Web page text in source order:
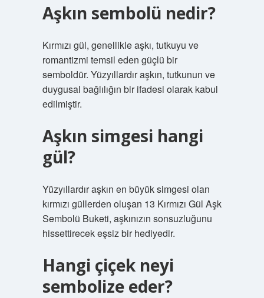
Aşkın sembolü nedir?
Kırmızı gül, genellikle aşkı, tutkuyu ve
romantizmi temsil eden güçlü bir
semboldür. Yüzyıllardır aşkın, tutkunun ve
duygusal bağlılığın bir ifadesi olarak kabul
edilmiştir.
Aşkın simgesi hangi
gül?
Yüzyıllardır aşkın en büyük simgesi olan
kırmızı güllerden oluşan 13 Kırmızı Gül Aşk
Sembolü Buketi, aşkınızın sonsuzluğunu
hissettirecek eşsiz bir hediyedir.
Hangi çiçek neyi
sembolize eder?